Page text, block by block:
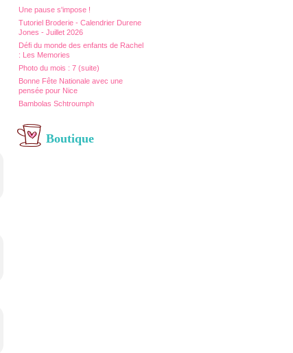
Une pause s'impose !
Tutoriel Broderie - Calendrier Durene
Jones - Juillet 2026
Défi du monde des enfants de Rachel
: Les Memories
Photo du mois : 7 (suite)
Bonne Fête Nationale avec une
pensée pour Nice
Bambolas Schtroumph
Boutique